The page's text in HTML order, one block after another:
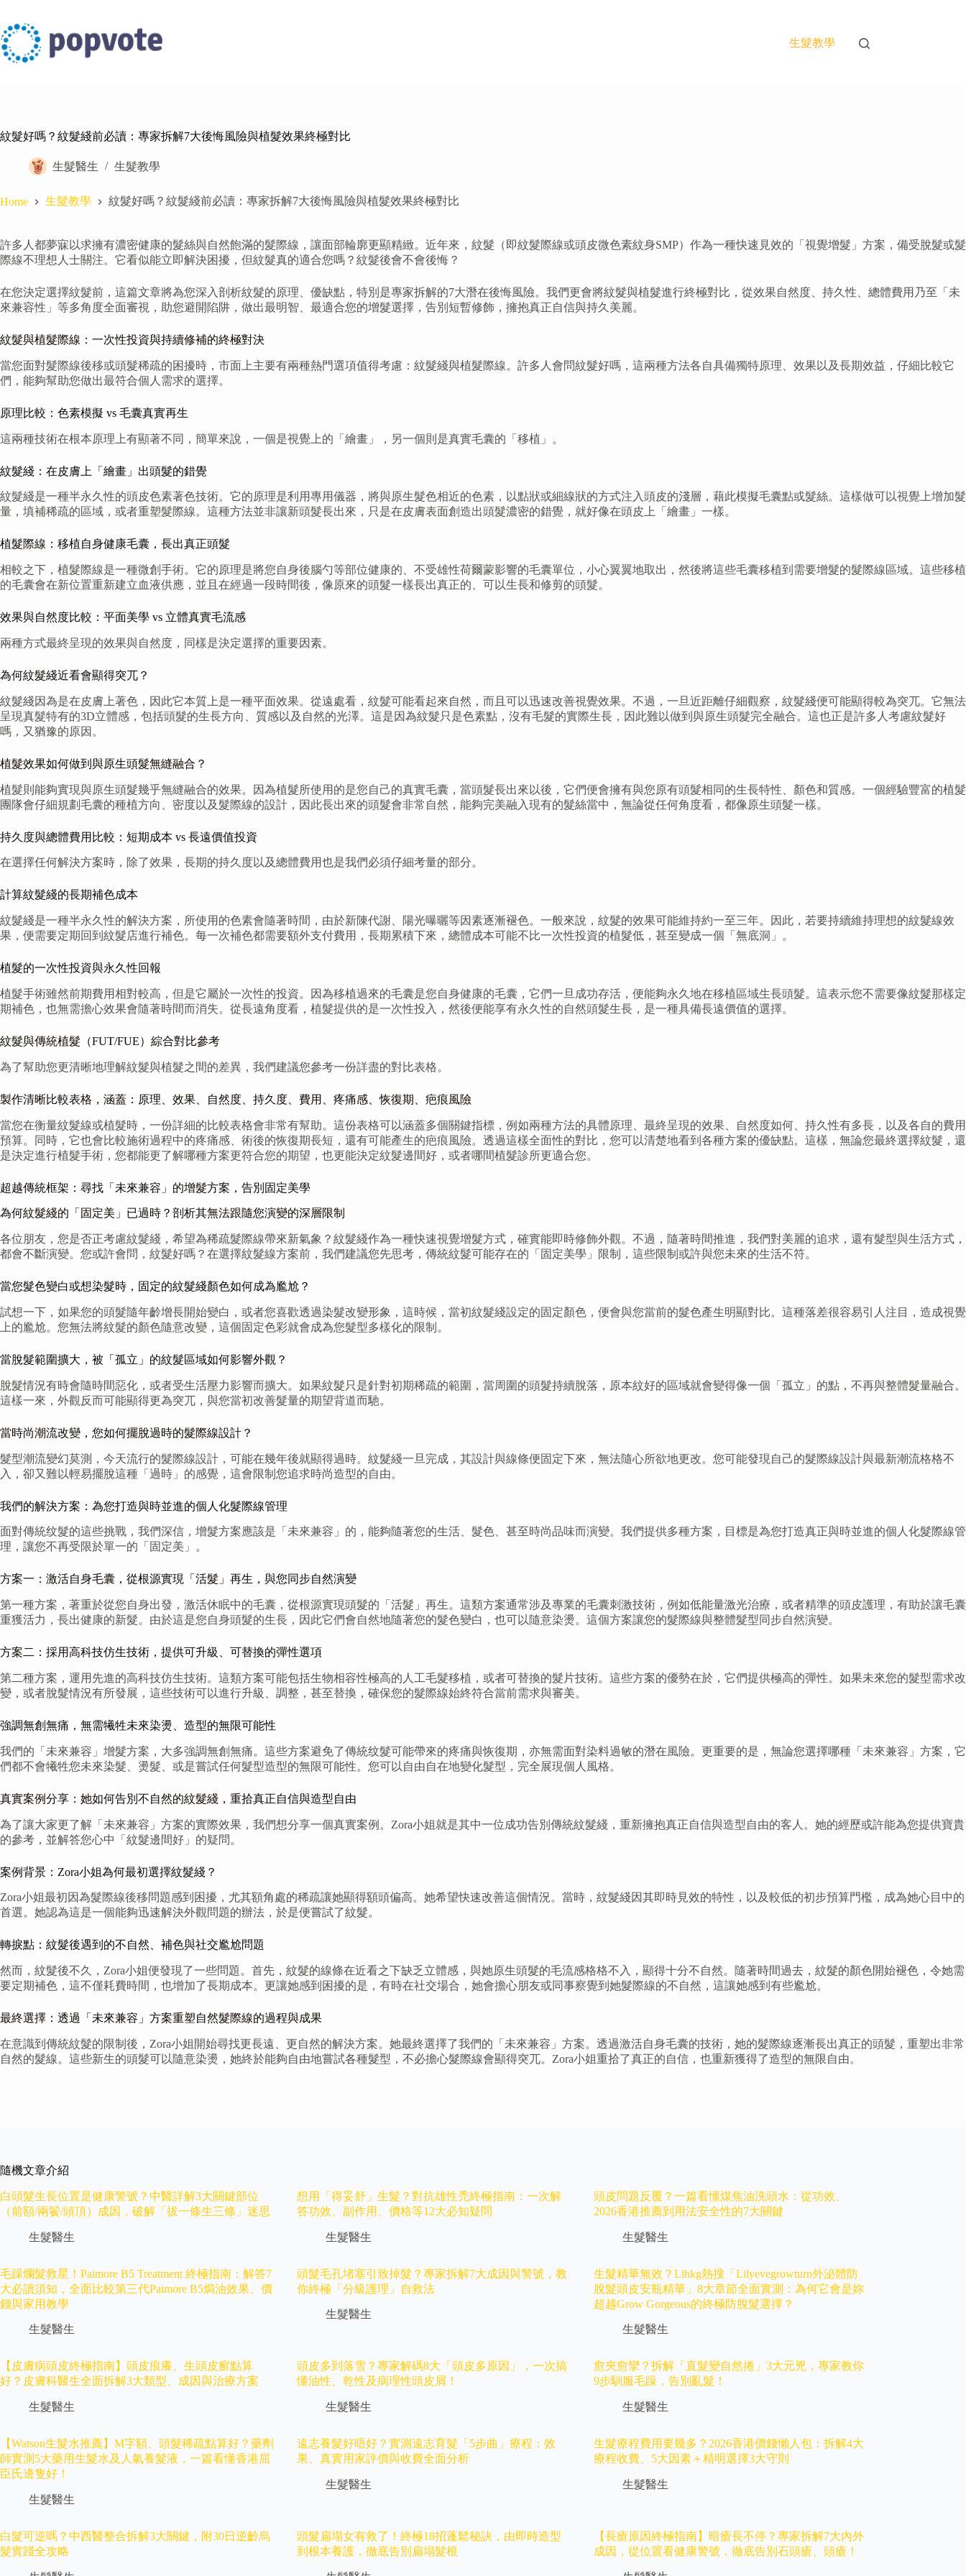
content
生髮教學
紋髮好嗎？紋髮綫前必讀：專家拆解7大後悔風險與植髮效果終極對比
生髮醫生 生髮教學
Home 生髮教學 紋髮好嗎？紋髮綫前必讀：專家拆解7大後悔風險與植髮效果終極對比
許多人都夢寐以求擁有濃密健康的髮絲與自然飽滿的髮際線，讓面部輪廓更顯精緻。近年來，紋髮（即紋髮際線或頭皮微色素紋身SMP）作為一種快速見效的「視覺增髮」方案，備受脫髮或髮
際線不理想人士關注。它看似能立即解決困擾，但紋髮真的適合您嗎？紋髮後會不會後悔？
在您決定選擇紋髮前，這篇文章將為您深入剖析紋髮的原理、優缺點，特別是專家拆解的7大潛在後悔風險。我們更會將紋髮與植髮進行終極對比，從效果自然度、持久性、總體費用乃至「未
來兼容性」等多角度全面審視，助您避開陷阱，做出最明智、最適合您的增髮選擇，告別短暫修飾，擁抱真正自信與持久美麗。
紋髮與植髮際線：一次性投資與持續修補的終極對決
當您面對髮際線後移或頭髮稀疏的困擾時，市面上主要有兩種熱門選項值得考慮：紋髮綫與植髮際線。許多人會問紋髮好嗎，這兩種方法各自具備獨特原理、效果以及長期效益，仔細比較它
們，能夠幫助您做出最符合個人需求的選擇。
原理比較：色素模擬 vs 毛囊真實再生
這兩種技術在根本原理上有顯著不同，簡單來說，一個是視覺上的「繪畫」，另一個則是真實毛囊的「移植」。
紋髮綫：在皮膚上「繪畫」出頭髮的錯覺
紋髮綫是一種半永久性的頭皮色素著色技術。它的原理是利用專用儀器，將與原生髮色相近的色素，以點狀或細線狀的方式注入頭皮的淺層，藉此模擬毛囊點或髮絲。這樣做可以視覺上增加髮
量，填補稀疏的區域，或者重塑髮際線。這種方法並非讓新頭髮長出來，只是在皮膚表面創造出頭髮濃密的錯覺，就好像在頭皮上「繪畫」一樣。
植髮際線：移植自身健康毛囊，長出真正頭髮
相較之下，植髮際線是一種微創手術。它的原理是將您自身後腦勺等部位健康的、不受雄性荷爾蒙影響的毛囊單位，小心翼翼地取出，然後將這些毛囊移植到需要增髮的髮際線區域。這些移植
的毛囊會在新位置重新建立血液供應，並且在經過一段時間後，像原來的頭髮一樣長出真正的、可以生長和修剪的頭髮。
效果與自然度比較：平面美學 vs 立體真實毛流感
兩種方式最終呈現的效果與自然度，同樣是決定選擇的重要因素。
為何紋髮綫近看會顯得突兀？
紋髮綫因為是在皮膚上著色，因此它本質上是一種平面效果。從遠處看，紋髮可能看起來自然，而且可以迅速改善視覺效果。不過，一旦近距離仔細觀察，紋髮綫便可能顯得較為突兀。它無法
呈現真髮特有的3D立體感，包括頭髮的生長方向、質感以及自然的光澤。這是因為紋髮只是色素點，沒有毛髮的實際生長，因此難以做到與原生頭髮完全融合。這也正是許多人考慮紋髮好
嗎，又猶豫的原因。
植髮效果如何做到與原生頭髮無縫融合？
植髮則能夠實現與原生頭髮幾乎無縫融合的效果。因為植髮所使用的是您自己的真實毛囊，當頭髮長出來以後，它們便會擁有與您原有頭髮相同的生長特性、顏色和質感。一個經驗豐富的植髮
團隊會仔細規劃毛囊的種植方向、密度以及髮際線的設計，因此長出來的頭髮會非常自然，能夠完美融入現有的髮絲當中，無論從任何角度看，都像原生頭髮一樣。
持久度與總體費用比較：短期成本 vs 長遠價值投資
在選擇任何解決方案時，除了效果，長期的持久度以及總體費用也是我們必須仔細考量的部分。
計算紋髮綫的長期補色成本
紋髮綫是一種半永久性的解決方案，所使用的色素會隨著時間，由於新陳代謝、陽光曝曬等因素逐漸褪色。一般來說，紋髮的效果可能維持約一至三年。因此，若要持續維持理想的紋髮線效
果，便需要定期回到紋髮店進行補色。每一次補色都需要額外支付費用，長期累積下來，總體成本可能不比一次性投資的植髮低，甚至變成一個「無底洞」。
植髮的一次性投資與永久性回報
植髮手術雖然前期費用相對較高，但是它屬於一次性的投資。因為移植過來的毛囊是您自身健康的毛囊，它們一旦成功存活，便能夠永久地在移植區域生長頭髮。這表示您不需要像紋髮那樣定
期補色，也無需擔心效果會隨著時間而消失。從長遠角度看，植髮提供的是一次性投入，然後便能享有永久性的自然頭髮生長，是一種具備長遠價值的選擇。
紋髮與傳統植髮（FUT/FUE）綜合對比參考
為了幫助您更清晰地理解紋髮與植髮之間的差異，我們建議您參考一份詳盡的對比表格。
製作清晰比較表格，涵蓋：原理、效果、自然度、持久度、費用、疼痛感、恢復期、疤痕風險
當您在衡量紋髮線或植髮時，一份詳細的比較表格會非常有幫助。這份表格可以涵蓋多個關鍵指標，例如兩種方法的具體原理、最終呈現的效果、自然度如何、持久性有多長，以及各自的費用
預算。同時，它也會比較施術過程中的疼痛感、術後的恢復期長短，還有可能產生的疤痕風險。透過這樣全面性的對比，您可以清楚地看到各種方案的優缺點。這樣，無論您最終選擇紋髮，還
是決定進行植髮手術，您都能更了解哪種方案更符合您的期望，也更能決定紋髮邊間好，或者哪間植髮診所更適合您。
超越傳統框架：尋找「未來兼容」的增髮方案，告別固定美學
為何紋髮綫的「固定美」已過時？剖析其無法跟隨您演變的深層限制
各位朋友，您是否正考慮紋髮綫，希望為稀疏髮際線帶來新氣象？紋髮綫作為一種快速視覺增髮方式，確實能即時修飾外觀。不過，隨著時間推進，我們對美麗的追求，還有髮型與生活方式，
都會不斷演變。您或許會問，紋髮好嗎？在選擇紋髮線方案前，我們建議您先思考，傳統紋髮可能存在的「固定美學」限制，這些限制或許與您未來的生活不符。
當您髮色變白或想染髮時，固定的紋髮綫顏色如何成為尷尬？
試想一下，如果您的頭髮隨年齡增長開始變白，或者您喜歡透過染髮改變形象，這時候，當初紋髮綫設定的固定顏色，便會與您當前的髮色產生明顯對比。這種落差很容易引人注目，造成視覺
上的尷尬。您無法將紋髮的顏色隨意改變，這個固定色彩就會成為您髮型多樣化的限制。
當脫髮範圍擴大，被「孤立」的紋髮區域如何影響外觀？
脫髮情況有時會隨時間惡化，或者受生活壓力影響而擴大。如果紋髮只是針對初期稀疏的範圍，當周圍的頭髮持續脫落，原本紋好的區域就會變得像一個「孤立」的點，不再與整體髮量融合。
這樣一來，外觀反而可能顯得更為突兀，與您當初改善髮量的期望背道而馳。
當時尚潮流改變，您如何擺脫過時的髮際線設計？
髮型潮流變幻莫測，今天流行的髮際線設計，可能在幾年後就顯得過時。紋髮綫一旦完成，其設計與線條便固定下來，無法隨心所欲地更改。您可能發現自己的髮際線設計與最新潮流格格不
入，卻又難以輕易擺脫這種「過時」的感覺，這會限制您追求時尚造型的自由。
我們的解決方案：為您打造與時並進的個人化髮際線管理
面對傳統纹髮的這些挑戰，我們深信，增髮方案應該是「未來兼容」的，能夠隨著您的生活、髮色、甚至時尚品味而演變。我們提供多種方案，目標是為您打造真正與時並進的個人化髮際線管
理，讓您不再受限於單一的「固定美」。
方案一：激活自身毛囊，從根源實現「活髮」再生，與您同步自然演變
第一種方案，著重於從您自身出發，激活休眠中的毛囊，從根源實現頭髮的「活髮」再生。這類方案通常涉及專業的毛囊刺激技術，例如低能量激光治療，或者精準的頭皮護理，有助於讓毛囊
重獲活力，長出健康的新髮。由於這是您自身頭髮的生長，因此它們會自然地隨著您的髮色變白，也可以隨意染燙。這個方案讓您的髮際線與整體髮型同步自然演變。
方案二：採用高科技仿生技術，提供可升級、可替換的彈性選項
第二種方案，運用先進的高科技仿生技術。這類方案可能包括生物相容性極高的人工毛髮移植，或者可替換的髮片技術。這些方案的優勢在於，它們提供極高的彈性。如果未來您的髮型需求改
變，或者脫髮情況有所發展，這些技術可以進行升級、調整，甚至替換，確保您的髮際線始終符合當前需求與審美。
強調無創無痛，無需犧牲未來染燙、造型的無限可能性
我們的「未來兼容」增髮方案，大多強調無創無痛。這些方案避免了傳統纹髮可能帶來的疼痛與恢復期，亦無需面對染料過敏的潛在風險。更重要的是，無論您選擇哪種「未來兼容」方案，它
們都不會犧牲您未來染髮、燙髮、或是嘗試任何髮型造型的無限可能性。您可以自由自在地變化髮型，完全展現個人風格。
真實案例分享：她如何告別不自然的紋髮綫，重拾真正自信與造型自由
為了讓大家更了解「未來兼容」方案的實際效果，我們想分享一個真實案例。Zora小姐就是其中一位成功告別傳統紋髮綫，重新擁抱真正自信與造型自由的客人。她的經歷或許能為您提供寶貴
的參考，並解答您心中「紋髮邊間好」的疑問。
案例背景：Zora小姐為何最初選擇紋髮綫？
Zora小姐最初因為髮際線後移問題感到困擾，尤其額角處的稀疏讓她顯得額頭偏高。她希望快速改善這個情況。當時，紋髮綫因其即時見效的特性，以及較低的初步預算門檻，成為她心目中的
首選。她認為這是一個能夠迅速解決外觀問題的辦法，於是便嘗試了紋髮。
轉捩點：紋髮後遇到的不自然、補色與社交尷尬問題
然而，紋髮後不久，Zora小姐便發現了一些問題。首先，紋髮的線條在近看之下缺乏立體感，與她原生頭髮的毛流感格格不入，顯得十分不自然。隨著時間過去，紋髮的顏色開始褪色，令她需
要定期補色，這不僅耗費時間，也增加了長期成本。更讓她感到困擾的是，有時在社交場合，她會擔心朋友或同事察覺到她髮際線的不自然，這讓她感到有些尷尬。
最終選擇：透過「未來兼容」方案重塑自然髮際線的過程與成果
在意識到傳統紋髮的限制後，Zora小姐開始尋找更長遠、更自然的解決方案。她最終選擇了我們的「未來兼容」方案。透過激活自身毛囊的技術，她的髮際線逐漸長出真正的頭髮，重塑出非常
自然的髮線。這些新生的頭髮可以隨意染燙，她終於能夠自由地嘗試各種髮型，不必擔心髮際線會顯得突兀。Zora小姐重拾了真正的自信，也重新獲得了造型的無限自由。
隨機文章介紹
白頭髮生長位置是健康警號？中醫詳解3大關鍵部位
（前額/兩鬢/頭頂）成因，破解「拔一條生三條」迷思
生髮醫生
想用「得妥舒」生髮？對抗雄性禿終極指南：一次解
答功效、副作用、價格等12大必知疑問
生髮醫生
頭皮問題反覆？一篇看懂煤焦油洗頭水：從功效、
2026香港推薦到用法安全性的7大關鍵
生髮醫生
毛躁爛髮救星！Paimore B5 Treatment 終極指南：解答7
大必讀須知，全面比較第三代Paimore B5焗油效果、價
錢與家用教學
生髮醫生
頭髮毛孔堵塞引致掉髮？專家拆解7大成因與警號，教
你終極「分級護理」自救法
生髮醫生
生髮精華無效？Lihkg熱搜「Lilyevegrowturn外泌體防
脫髮頭皮安瓶精華」8大章節全面實測：為何它會是妳
超越Grow Gorgeous的終極防脫髮選擇？
生髮醫生
【皮膚病頭皮終極指南】頭皮痕癢、生頭皮癬點算
好？皮膚科醫生全面拆解3大類型、成因與治療方案
生髮醫生
頭皮多到落雪？專家解碼8大「頭皮多原因」，一次搞
懂油性、乾性及病理性頭皮屑！
生髮醫生
愈夾愈攣？拆解「直髮變自然捲」3大元兇，專家教你
9步馴服毛躁，告別亂髮！
生髮醫生
【Watson生髮水推薦】M字額、頭髮稀疏點算好？藥劑
師實測5大藥用生髮水及人氣養髮液，一篇看懂香港屈
臣氏邊隻好！
生髮醫生
遠志養髮好唔好？實測遠志育髮「5步曲」療程：效
果、真實用家評價與收費全面分析
生髮醫生
生髮療程費用要幾多？2026香港價錢懶人包：拆解4大
療程收費、5大因素＋精明選擇3大守則
生髮醫生
白髮可逆嗎？中西醫整合拆解3大關鍵，附30日逆齡烏
髮實踐全攻略
頭髮扁塌女有救了！終極18招蓬鬆秘訣，由即時造型
到根本養護，徹底告別扁塌髮根
【長瘡原因終極指南】暗瘡長不停？專家拆解7大內外
成因，從位置看健康警號，徹底告別石頭瘡、頭瘡！